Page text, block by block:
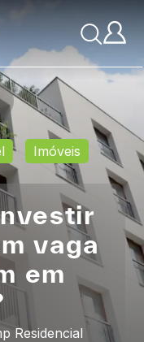
Imóveis
vaga
em
Residencial